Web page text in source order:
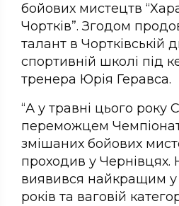
бойових мистецтв
Чортків”. Згодом
талант в Чортківській
спортивній школі під
тренера Юрія Геравса.
“А у травні цього року
переможцем
змішаних бойових
проходив у
виявився найкращим у
років та ваговій